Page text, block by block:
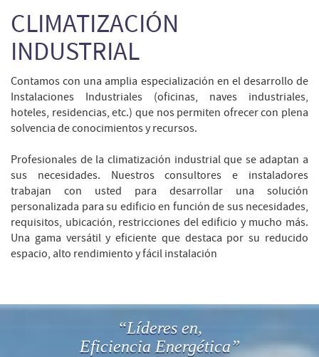
CLIMATIZACIÓN
INDUSTRIAL
Contamos con una amplia especialización en el desarrollo de
Instalaciones Industriales (oficinas, naves industriales,
hoteles, residencias, etc.) que nos permiten ofrecer con plena
solvencia de conocimientos y recursos.
Profesionales de la climatización industrial que se adaptan a
sus necesidades. Nuestros consultores e instaladores
trabajan con usted para desarrollar una solución
personalizada para su edificio en función de sus necesidades,
requisitos, ubicación, restricciones del edificio y mucho más.
Una gama versátil y eficiente que destaca por su reducido
espacio, alto rendimiento y fácil instalación
“Líderes en,
Eficiencia Energética”